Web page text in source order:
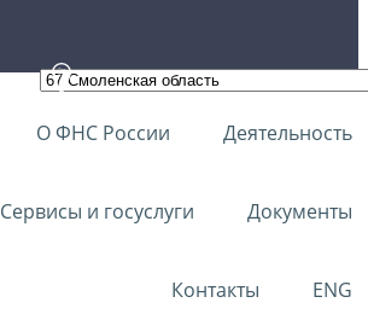
О ФНС России Деятельность
Сервисы и госуслуги Документы
Контакты ENG